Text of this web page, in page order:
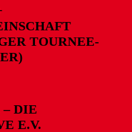
TOURNEE-
DIE
E.V.